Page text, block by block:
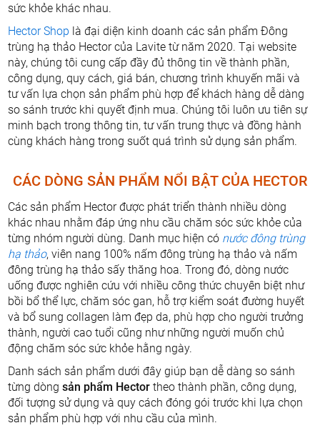
sức khỏe khác nhau.
Hector Shop là đại diện kinh doanh các sản phẩm Đông
trùng hạ thảo Hector của Lavite từ năm 2020. Tại website
này, chúng tôi cung cấp đầy đủ thông tin về thành phần,
công dụng, quy cách, giá bán, chương trình khuyến mãi và
tư vấn lựa chọn sản phẩm phù hợp để khách hàng dễ dàng
so sánh trước khi quyết định mua. Chúng tôi luôn ưu tiên sự
minh bạch trong thông tin, tư vấn trung thực và đồng hành
cùng khách hàng trong suốt quá trình sử dụng sản phẩm.
CÁC DÒNG SẢN PHẨM NỔI BẬT CỦA HECTOR
Các sản phẩm Hector được phát triển thành nhiều dòng
khác nhau nhằm đáp ứng nhu cầu chăm sóc sức khỏe của
từng nhóm người dùng. Danh mục hiện có nước đông trùng
hạ thảo, viên nang 100% nấm đông trùng hạ thảo và nấm
đông trùng hạ thảo sấy thăng hoa. Trong đó, dòng nước
uống được nghiên cứu với nhiều công thức chuyên biệt như
bồi bổ thể lực, chăm sóc gan, hỗ trợ kiểm soát đường huyết
và bổ sung collagen làm đẹp da, phù hợp cho người trưởng
thành, người cao tuổi cũng như những người muốn chủ
động chăm sóc sức khỏe hằng ngày.
Danh sách sản phẩm dưới đây giúp bạn dễ dàng so sánh
từng dòngsản phẩm Hector theo thành phần, công dụng,
đối tượng sử dụng và quy cách đóng gói trước khi lựa chọn
sản phẩm phù hợp với nhu cầu của mình.